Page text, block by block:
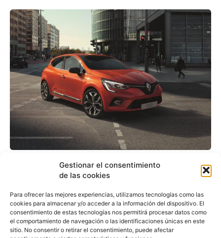
Gestionar el consentimiento
de las cookies
Para ofrecer las mejores experiencias, utilizamos tecnologías como las
cookies para almacenar y/o acceder a la información del dispositivo. El
consentimiento de estas tecnologías nos permitirá procesar datos como
el comportamiento de navegación o las identificaciones únicas en este
sitio. No consentir o retirar el consentimiento, puede afectar
Renault pone a punto el
lanzamiento en el
verano de la quinta
generación Clio